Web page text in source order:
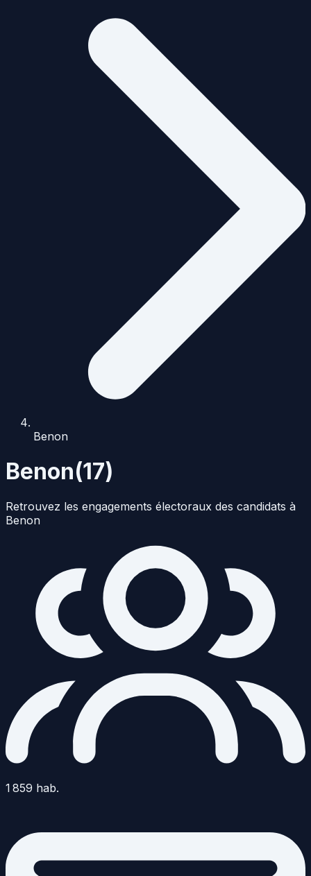
Benon
Benon(17)
Retrouvez les engagements électoraux des candidats à
Benon
1 859 hab.